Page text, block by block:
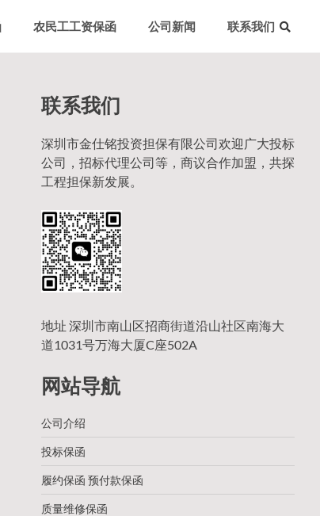
农民工工资保函 公司新闻 联系我们
联系我们
深圳市金仕铭投资担保有限公司欢迎广大投标
公司，招标代理公司等，商议合作加盟，共探
工程担保新发展。
地址 深圳市南山区招商街道沿山社区南海大
道1031号万海大厦C座502A
网站导航
公司介绍
投标保函
履约保函 预付款保函
质量维修保函